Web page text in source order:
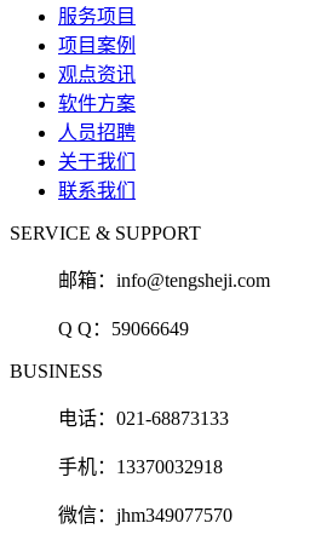
服务项目
项目案例
观点资讯
软件方案
人员招聘
关于我们
联系我们
SERVICE & SUPPORT
邮箱： info@tengsheji.com
Q Q： 59066649
BUSINESS
电话：021-68873133
手机：13370032918
微信：jhm349077570